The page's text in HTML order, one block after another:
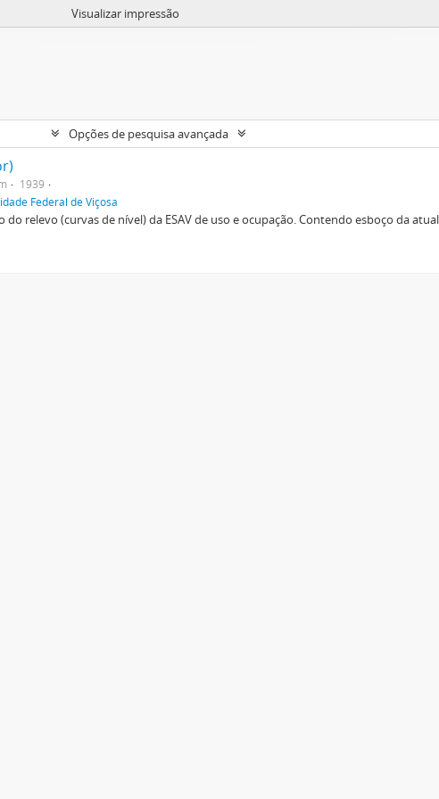
Visualizar impressão
Opções de pesquisa avançada
1939
Federal de Viçosa
relevo (curvas de nível) da ESAV de uso e ocupação. Contendo esboço da